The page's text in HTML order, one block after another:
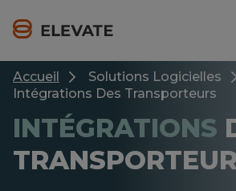
to
main
Accueil
Solutions Logicielles
Intégrations Des Transporteurs
INTÉGRATIONS